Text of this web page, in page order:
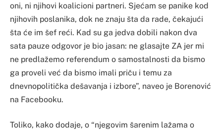
oni, ni njihovi koalicioni partneri. Sjećam se panike kod
njihovih poslanika, dok ne znaju šta da rade, čekajući
šta će im šef reći. Kad su ga jedva dobili nakon dva
sata pauze odgovor je bio jasan: ne glasajte ZA jer mi
ne predlažemo referendum o samostalnosti da bismo
ga proveli već da bismo imali priču i temu za
dnevnopolitička dešavanja i izbore”, naveo je Borenović
na Facebooku.
Toliko, kako dodaje, o “njegovim šarenim lažama o